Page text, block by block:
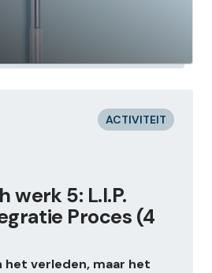
ACTIVITEIT
werk 5: L.I.P.
Proces (4
het verleden, maar het